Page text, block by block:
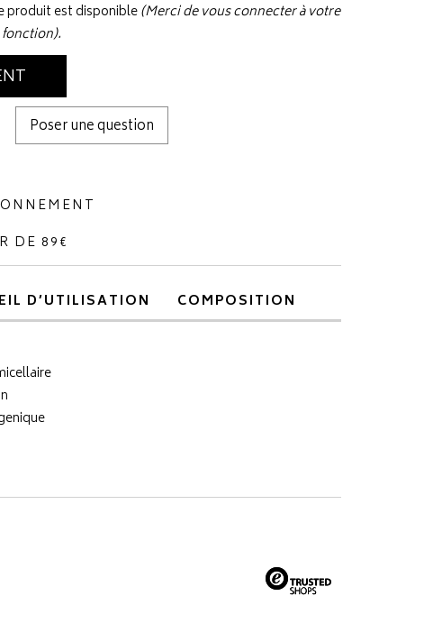
produit est disponible(Merci de vous connecter à votre
Poser une question
DE 89€
D’UTILISATION COMPOSITION